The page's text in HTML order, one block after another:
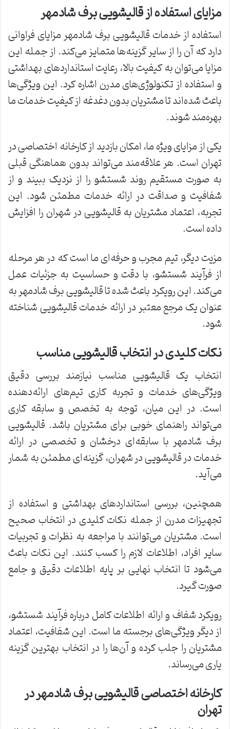
مزایای استفاده از قالیشویی برف شادمهر
استفاده از خدمات قالیشویی برف شادمهر مزایای فراوانی
دارد که آن را از سایر گزینه‌ها متمایز می‌کند. از جمله این
مزایا می‌توان به کیفیت بالا، رعایت استانداردهای بهداشتی
و استفاده از تکنولوژی‌های مدرن اشاره کرد. این ویژگی‌ها
باعث شده‌اند تا مشتریان بدون دغدغه از کیفیت خدمات ما
بهره‌مند شوند.
یکی از مزایای ویژه ما، امکان بازدید از کارخانه اختصاصی در
تهران است. هر علاقه‌مند می‌تواند بدون هماهنگی قبلی
به صورت مستقیم روند شستشو را از نزدیک ببیند و از
شفافیت و صداقت در ارائه خدمات مطمئن شود. این
تجربه، اعتماد مشتریان به قالیشویی در شهران را افزایش
داده است.
مزیت دیگر، تیم مجرب و حرفه‌ای ما است که در هر مرحله
از فرآیند شستشو، با دقت و حساسیت به جزئیات عمل
می‌کند. این رویکرد باعث شده تا قالیشویی برف شادمهر به
عنوان یک مرجع معتبر در ارائه خدمات قالیشویی شناخته
شود.
نکات کلیدی در انتخاب قالیشویی مناسب
انتخاب یک قالیشویی مناسب نیازمند بررسی دقیق
ویژگی‌های خدمات و تجربه کاری تیم‌های ارائه‌دهنده
است. در این میان، توجه به تخصص و سابقه کاری
می‌تواند راهنمای خوبی برای مشتریان باشد. قالیشویی
برف شادمهر با سابقه‌ای درخشان و تخصصی در ارائه
خدمات در قالیشویی در شهران، گزینه‌ای مطمئن به شمار
می‌آید.
همچنین، بررسی استانداردهای بهداشتی و استفاده از
تجهیزات مدرن از جمله نکات کلیدی در انتخاب صحیح
است. مشتریان می‌توانند با مراجعه به نظرات و تجربیات
سایر افراد، اطلاعات لازم را کسب کنند. این نکات باعث
می‌شود تا انتخاب نهایی بر پایه اطلاعات دقیق و جامع
صورت گیرد.
رویکرد شفاف و ارائه اطلاعات کامل درباره فرآیند شستشو،
از دیگر ویژگی‌های برجسته ما است. این شفافیت، اعتماد
مشتریان را جلب کرده و آن‌ها را در انتخاب بهترین گزینه
یاری می‌رساند.
کارخانه اختصاصی قالیشویی برف شادمهر در
تهران